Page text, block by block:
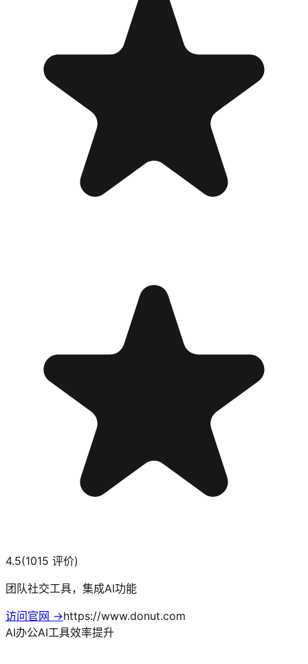
4.5(1015 评价)
团队社交工具，集成AI功能
访问官网 →https://www.donut.com
AI办公AI工具效率提升